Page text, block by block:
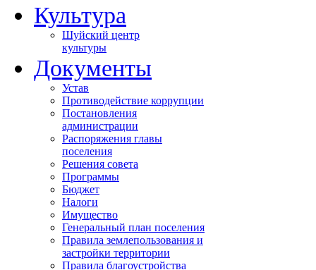
Культура
Шуйский центр
культуры
Документы
Устав
Противодействие коррупции
Постановления
администрации
Распоряжения главы
поселения
Решения совета
Программы
Бюджет
Налоги
Имущество
Генеральный план поселения
Правила землепользования и
застройки территории
Правила благоустройства